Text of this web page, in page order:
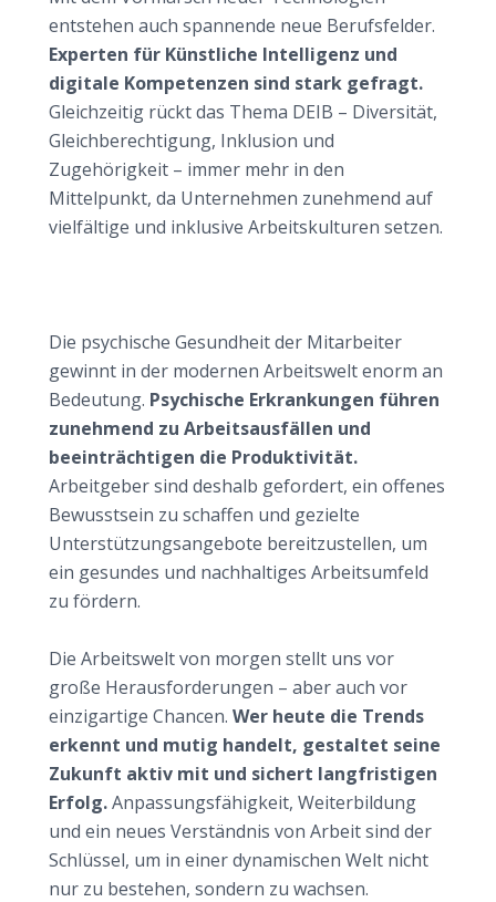
entstehen auch spannende neue Berufsfelder.
Experten für Künstliche Intelligenz und
digitale Kompetenzen sind stark gefragt.
Gleichzeitig rückt das Thema DEIB – Diversität,
Gleichberechtigung, Inklusion und
Zugehörigkeit – immer mehr in den
Mittelpunkt, da Unternehmen zunehmend auf
vielfältige und inklusive Arbeitskulturen setzen.
Die psychische Gesundheit der Mitarbeiter
gewinnt in der modernen Arbeitswelt enorm an
Bedeutung. Psychische Erkrankungen führen
zunehmend zu Arbeitsausfällen und
beeinträchtigen die Produktivität.
Arbeitgeber sind deshalb gefordert, ein offenes
Bewusstsein zu schaffen und gezielte
Unterstützungsangebote bereitzustellen, um
ein gesundes und nachhaltiges Arbeitsumfeld
zu fördern.
Die Arbeitswelt von morgen stellt uns vor
große Herausforderungen – aber auch vor
einzigartige Chancen. Wer heute die Trends
erkennt und mutig handelt, gestaltet seine
Zukunft aktiv mit und sichert langfristigen
Erfolg.Anpassungsfähigkeit, Weiterbildung
und ein neues Verständnis von Arbeit sind der
Schlüssel, um in einer dynamischen Welt nicht
nur zu bestehen, sondern zu wachsen.